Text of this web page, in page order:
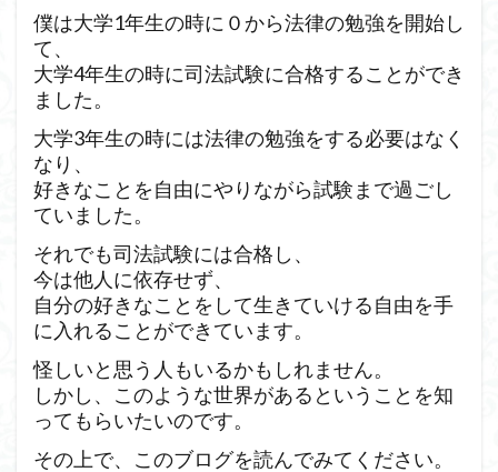
僕は大学1年生の時に０から法律の勉強を開始し
て、
大学4年生の時に司法試験に合格することができ
ました。
大学3年生の時には法律の勉強をする必要はなく
なり、
好きなことを自由にやりながら試験まで過ごし
ていました。
それでも司法試験には合格し、
今は他人に依存せず、
自分の好きなことをして生きていける自由を手
に入れることができています。
怪しいと思う人もいるかもしれません。
しかし、このような世界があるということを知
ってもらいたいのです。
その上で、このブログを読んでみてください。